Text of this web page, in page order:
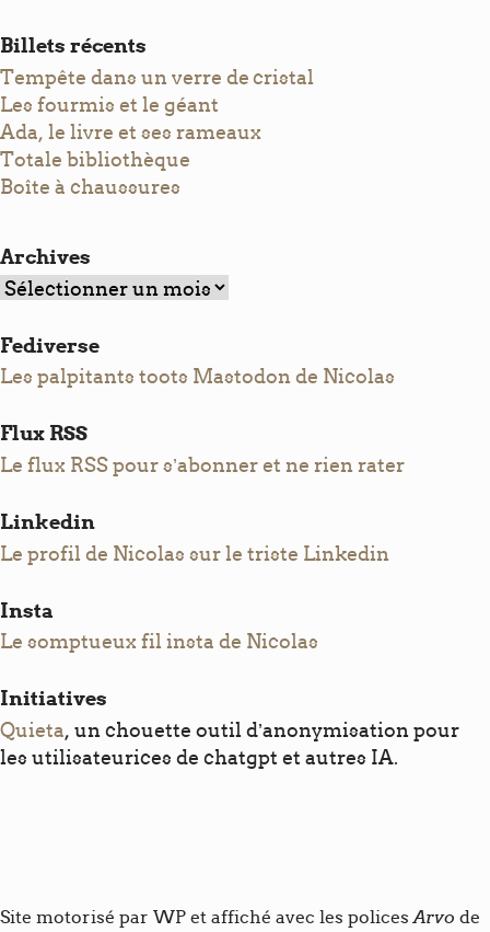
Billets récents
Tempête dans un verre de cristal
Les fourmis et le géant
Ada, le livre et ses rameaux
Totale bibliothèque
Boîte à chaussures
Archives
Archives
Fediverse
Les palpitants toots Mastodon de Nicolas
Flux RSS
Le flux RSS pour s’abonner et ne rien rater
Linkedin
Le profil de Nicolas sur le triste Linkedin
Insta
Le somptueux fil insta de Nicolas
Initiatives
Quieta, un chouette outil d’anonymisation pour
les utilisateurices de chatgpt et autres IA.
Site motorisé par WP et affiché avec les polices Arvo de